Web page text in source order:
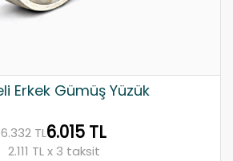
Erkek Gümüş Yüzük
6.332 TL6.015 TL
2.111 TL x 3 taksit